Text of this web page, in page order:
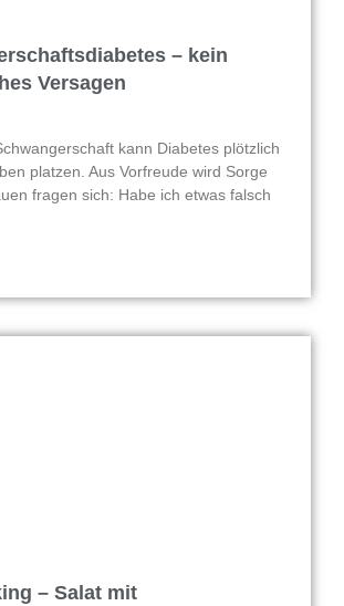
– kein
Versagen
kann Diabetes plötzlich
platzen. Aus Vorfreude wird Sorge
fragen sich: Habe ich etwas falsch
– Salat mit